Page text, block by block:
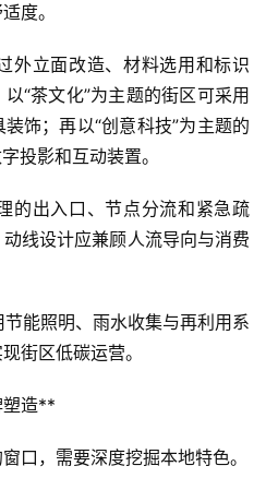
度。
外立面改造、材料选用和标识
“茶文化”为主题的街区可采用
饰；再以“创意科技”为主题的
投影和互动装置。
的出入口、节点分流和紧急疏
线设计应兼顾人流导向与消费
能照明、雨水收集与再利用系
街区低碳运营。
塑造**